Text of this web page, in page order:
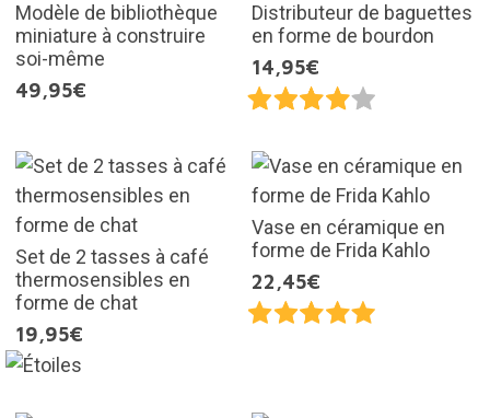
Modèle de bibliothèque
miniature à construire
soi-même
49,95€
Distributeur de baguettes
en forme de bourdon
14,95€
Set de 2 tasses à café
thermosensibles en
forme de chat
19,95€
Vase en céramique en
forme de Frida Kahlo
22,45€